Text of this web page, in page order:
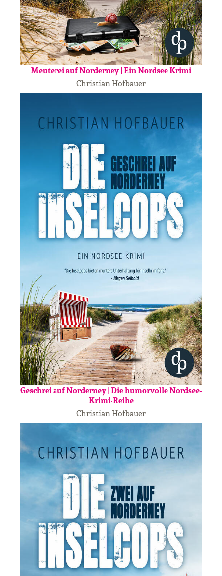
Meuterei auf Norderney | Ein Nordsee Krimi
Christian Hofbauer
Geschrei auf Norderney | Die humorvolle Nordsee-
Krimi-Reihe
Christian Hofbauer